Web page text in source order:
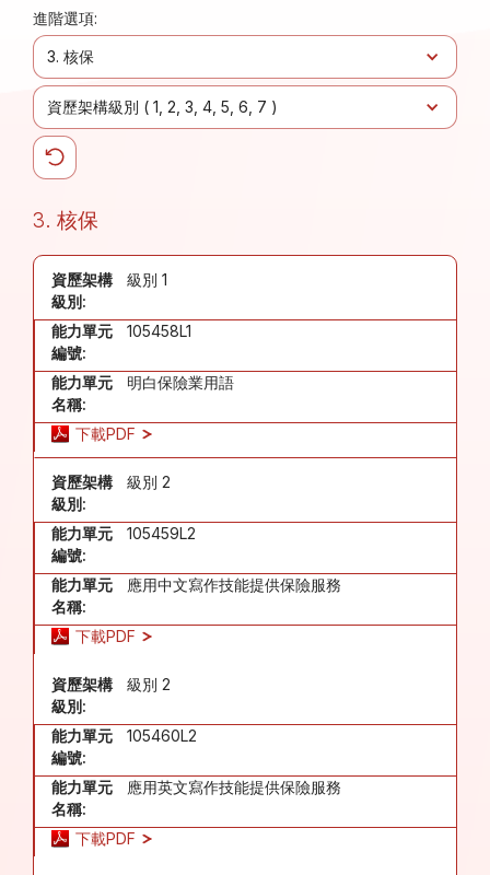
進階選項:
3. 核保
資歷架構級別 ( 1 2 3 4 5 6 7 )
3. 核保
資歷架構
級別:
級別 1
能力單元
編號:
105458L1
能力單元
名稱:
明白保險業用語
下載PDF
資歷架構
級別:
級別 2
能力單元
編號:
105459L2
能力單元
名稱:
應用中文寫作技能提供保險服務
下載PDF
資歷架構
級別:
級別 2
能力單元
編號:
105460L2
能力單元
名稱:
應用英文寫作技能提供保險服務
下載PDF